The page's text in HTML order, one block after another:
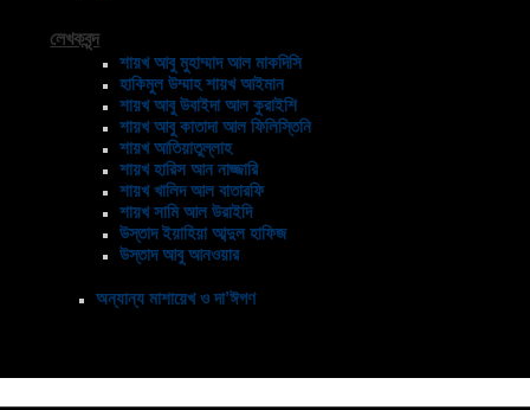
লেখকবৃন্দ
শায়খ আবু মুহাম্মাদ আল মাকদিসি
হাকিমুল উম্মাহ শায়খ আইমান
শায়খ আবু উবাইদা আল কুরাইশি
শায়খ আবু কাতাদা আল ফিলিস্তিনি
শায়খ আতিয়াতুল্লাহ
শায়খ হারিস আন নাজ্জারি
শায়খ খালিদ আল বাতারফি
শায়খ সামি আল উরাইদি
উস্তাদ ইয়াহিয়া আব্দুল হাফিজ
উস্তাদ আবু আনওয়ার
অন্যান্য মাশায়েখ ও দা’ঈগণ